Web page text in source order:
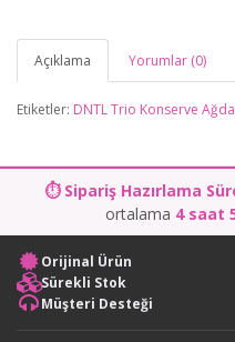
Açıklama Yorumlar (0)
Etiketler: DNTL Trio Konserve Ağda
⏱ Sipariş Hazırlama
ortalama 4 saat
Orijinal Ürün
Sürekli Stok
Müşteri Desteği